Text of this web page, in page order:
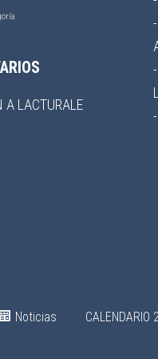
A LACTURALE
Noticias CALENDARIO